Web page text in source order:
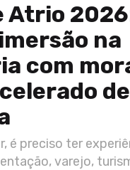
Atrio
na
com
de
é preciso ter
varejo,